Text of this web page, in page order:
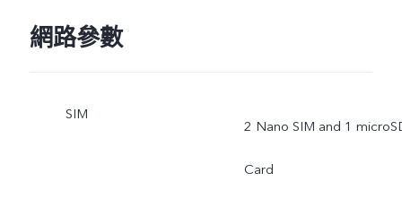
網路參數
SIM
2 Nano SIM and 1
Card